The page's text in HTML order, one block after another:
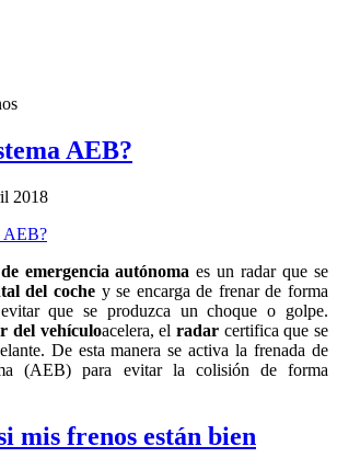
AEB?
2018
emergencia autónoma es un radar que se
del cochey se encarga de frenar de forma
que se produzca un choque o golpe.
del vehículoacelera, elradar certifica que se
De esta manera se activa la frenada de
(AEB) para evitar la colisión de forma
mis frenos están bien